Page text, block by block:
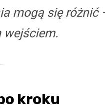
mogą się różnić
wejściem.
kroku